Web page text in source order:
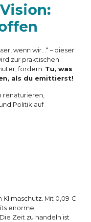
wenn wir…“ – dieser
zur praktischen
fordern: Tu, was
als du emittierst!
renaturieren,
Politik auf
Klimaschutz. Mit 0,09 €
enorme
Zeit zu handeln ist